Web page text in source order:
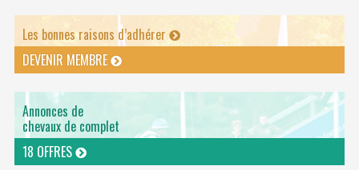
Les bonnes raisons d’adhérer
DEVENIR MEMBRE
Annonces de
chevaux de complet
18 OFFRES